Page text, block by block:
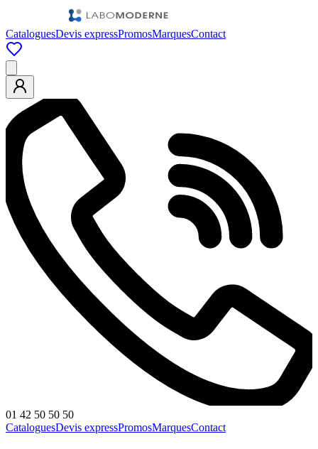
CataloguesDevis expressPromosMarquesContact
01 42 50 50 50
CataloguesDevis expressPromosMarquesContact